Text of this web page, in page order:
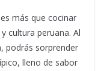
más que cocinar
cultura peruana. Al
podrás sorprender
lleno de sabor